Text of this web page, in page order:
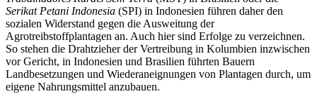
Serikat Petani Indonesia (SPI) in Indonesien führen daher den
sozialen Widerstand gegen die Ausweitung der
Agrotreibstoffplantagen an. Auch hier sind Erfolge zu verzeichnen.
So stehen die Drahtzieher der Vertreibung in Kolumbien inzwischen
vor Gericht, in Indonesien und Brasilien führten Bauern
Landbesetzungen und Wiederaneignungen von Plantagen durch, um
eigene Nahrungsmittel anzubauen.